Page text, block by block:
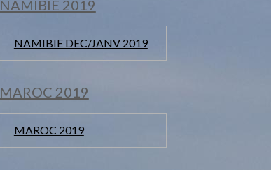
NAMIBIE 2019
NAMIBIE DEC/JANV 2019
MAROC 2019
MAROC 2019